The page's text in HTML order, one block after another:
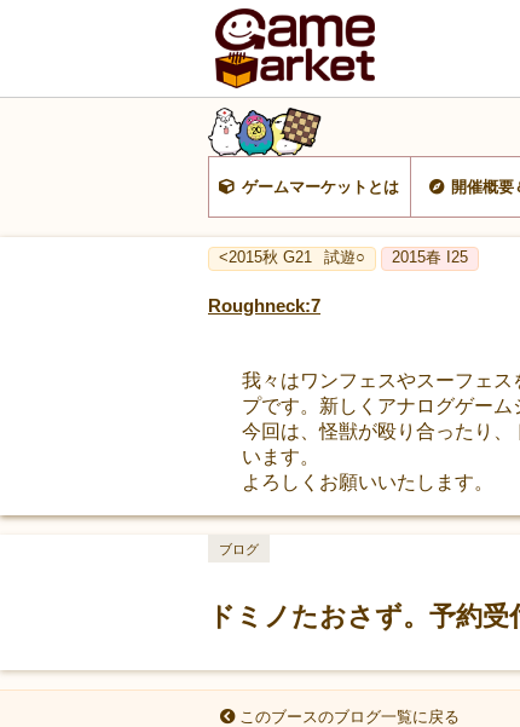
ゲームマーケットとは 開催概要
<2015秋 G21 試遊○ 2015春 I25
Roughneck:7
我々はワンフェスやスーフェ
プです。新しくアナログゲーム
今回は、怪獣が殴り合ったり
います。
よろしくお願いいたします。
ドミノたおさず。予約
ブログ
このブースのブログ一覧に戻る